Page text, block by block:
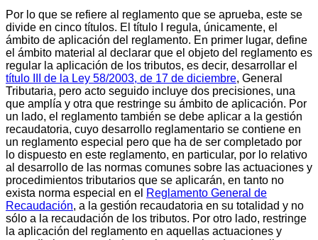
Por lo que se refiere al reglamento que se aprueba, este se
divide en cinco títulos. El título I regula, únicamente, el
ámbito de aplicación del reglamento. En primer lugar, define
el ámbito material al declarar que el objeto del reglamento es
regular la aplicación de los tributos, es decir, desarrollar el
título III de la Ley 58/2003, de 17 de diciembre, General
Tributaria, pero acto seguido incluye dos precisiones, una
que amplía y otra que restringe su ámbito de aplicación. Por
un lado, el reglamento también se debe aplicar a la gestión
recaudatoria, cuyo desarrollo reglamentario se contiene en
un reglamento especial pero que ha de ser completado por
lo dispuesto en este reglamento, en particular, por lo relativo
al desarrollo de las normas comunes sobre las actuaciones y
procedimientos tributarios que se aplicarán, en tanto no
exista norma especial en el Reglamento General de
Recaudación, a la gestión recaudatoria en su totalidad y no
sólo a la recaudación de los tributos. Por otro lado, restringe
la aplicación del reglamento en aquellas actuaciones y